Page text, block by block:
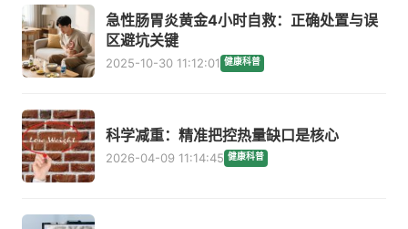
急性肠胃炎黄金4小时自救：正确处置与误
区避坑关键
2025-10-30 11:12:01 健康科普
科学减重：精准把控热量缺口是核心
2026-04-09 11:14:45 健康科普